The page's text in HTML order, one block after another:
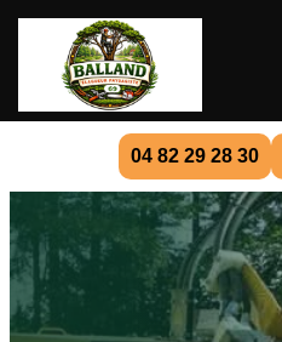
04 82 29 28 30